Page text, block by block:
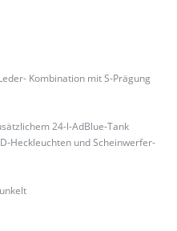
Kombination mit S-Prägung
24-l-AdBlue-Tank
Heckleuchten und Scheinwerfer-